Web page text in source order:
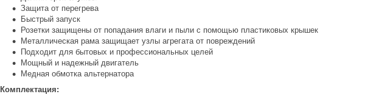
Защита от перегрева
Быстрый запуск
Розетки защищены от попадания влаги и пыли с помощью пластиковых крышек
Металлическая рама защищает узлы агрегата от повреждений
Подходит для бытовых и профессиональных целей
Мощный и надежный двигатель
Медная обмотка альтернатора
Комплектация: